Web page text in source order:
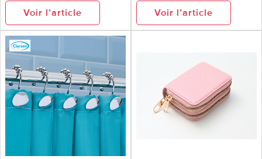
Voir l’article Voir l’article